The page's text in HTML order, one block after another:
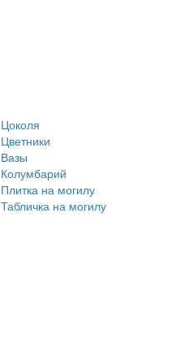
Цоколя
Цветники
Вазы
Колумбарий
Плитка на могилу
Табличка на могилу